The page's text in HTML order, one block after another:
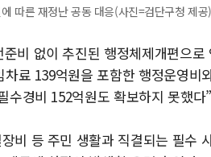
따른 재정난 공동 대응(사진=검단구청 제공)
비 없이 추진된 행정체제개편으
료 139억원을 포함한 행정운영비
경비 152억원도 확보하지 못했다
비 등 주민 생활과 직결되는 필수